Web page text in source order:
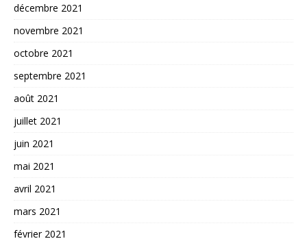
décembre 2021
novembre 2021
octobre 2021
septembre 2021
août 2021
juillet 2021
juin 2021
mai 2021
avril 2021
mars 2021
février 2021